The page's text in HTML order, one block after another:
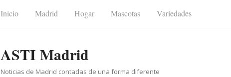
Inicio Madrid Hogar Mascotas Variedades
ASTI Madrid
Noticias de Madrid contadas de una forma diferente